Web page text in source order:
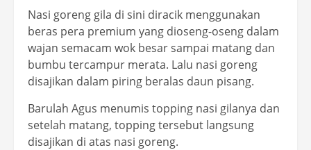
Nasi goreng gila di sini diracik menggunakan
beras pera premium yang dioseng-oseng dalam
wajan semacam wok besar sampai matang dan
bumbu tercampur merata. Lalu nasi goreng
disajikan dalam piring beralas daun pisang.
Barulah Agus menumis topping nasi gilanya dan
setelah matang, topping tersebut langsung
disajikan di atas nasi goreng.